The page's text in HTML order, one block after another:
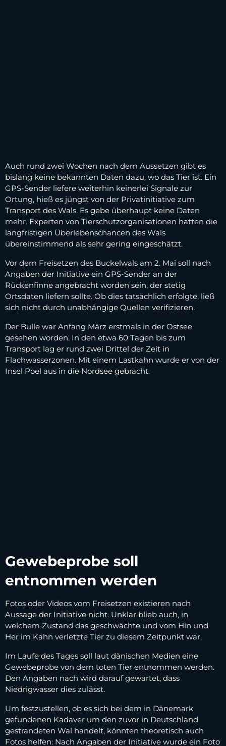
Auch rund zwei Wochen nach dem Aussetzen gibt es
bislang keine bekannten Daten dazu, wo das Tier ist. Ein
GPS-Sender liefere weiterhin keinerlei Signale zur
Ortung, hieß es jüngst von der Privatinitiative zum
Transport des Wals. Es gebe überhaupt keine Daten
mehr. Experten von Tierschutzorganisationen hatten die
langfristigen Überlebenschancen des Wals
übereinstimmend als sehr gering eingeschätzt.
Vor dem Freisetzen des Buckelwals am 2. Mai soll nach
Angaben der Initiative ein GPS-Sender an der
Rückenfinne angebracht worden sein, der stetig
Ortsdaten liefern sollte. Ob dies tatsächlich erfolgte, ließ
sich nicht durch unabhängige Quellen verifizieren.
Der Bulle war Anfang März erstmals in der Ostsee
gesehen worden. In den etwa 60 Tagen bis zum
Transport lag er rund zwei Drittel der Zeit in
Flachwasserzonen. Mit einem Lastkahn wurde er von der
Insel Poel aus in die Nordsee gebracht.
Gewebeprobe soll
entnommen werden
Fotos oder Videos vom Freisetzen existieren nach
Aussage der Initiative nicht. Unklar blieb auch, in
welchem Zustand das geschwächte und vom Hin und
Her im Kahn verletzte Tier zu diesem Zeitpunkt war.
Im Laufe des Tages soll laut dänischen Medien eine
Gewebeprobe von dem toten Tier entnommen werden.
Den Angaben nach wird darauf gewartet, dass
Niedrigwasser dies zulässt.
Um festzustellen, ob es sich bei dem in Dänemark
gefundenen Kadaver um den zuvor in Deutschland
gestrandeten Wal handelt, könnten theoretisch auch
Fotos helfen: Nach Angaben der Initiative wurde ein Foto